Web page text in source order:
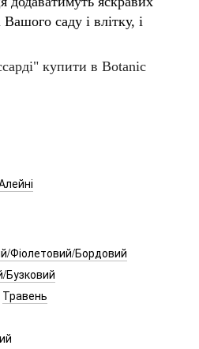
саду і влітку, і
купити в Botanic
Фіолетовий/Бордовий
Травень